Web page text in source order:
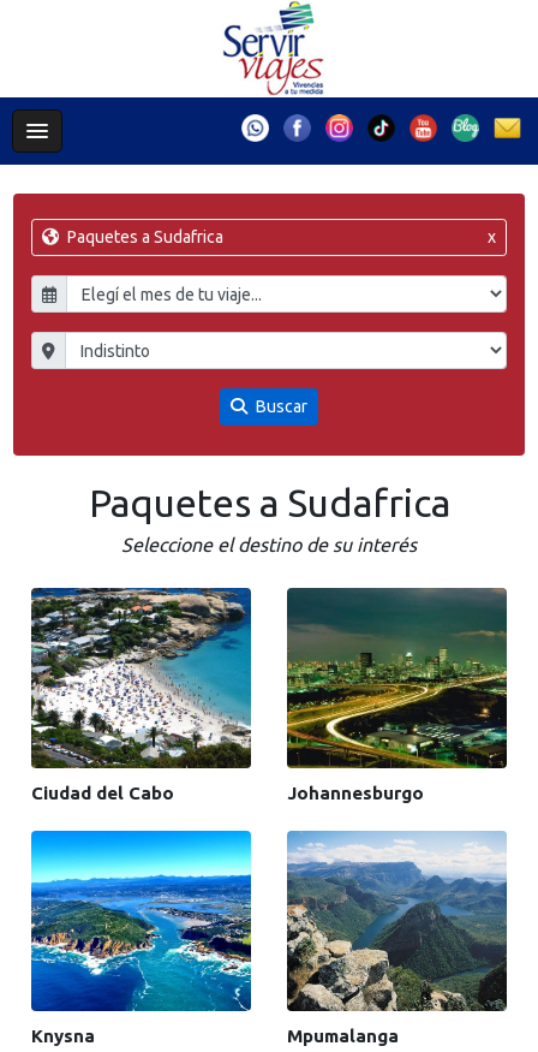
Paquetes a Sudafrica x
Buscar
Paquetes a Sudafrica
Seleccione el destino de su interés
Ciudad del Cabo Johannesburgo
Knysna Mpumalanga